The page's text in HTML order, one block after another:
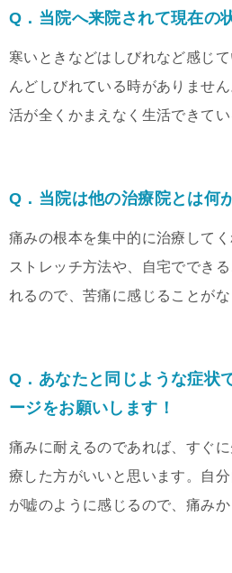
Q．当院へ来院されて現在の
寒いときなどはしびれなど感じ
んどしびれている時がありませ
活が全くかまえなく生活できてい
Q．当院は他の治療院とは何
痛みの根本を集中的に治療して
ストレッチ方法や、自宅ででき
れるので、苦痛に感じることがな
Q．あなたと同じような症状
ージをお願いします！
痛みに耐えるのであれば、すぐ
療した方がいいと思います。自
が嘘のように感じるので、痛みか